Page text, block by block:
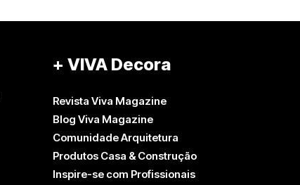
+ VIVA Decora
Revista Viva Magazine
Blog Viva Magazine
Comunidade Arquitetura
Produtos Casa & Construção
Inspire-se com Profissionais